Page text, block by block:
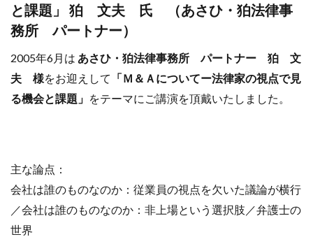
と課題」 狛 文夫 氏 （あさひ・狛法律事
務所 パートナー）
2005年6月は あさひ・狛法律事務所 パートナー 狛 文
夫 様をお迎えして 「Ｍ＆Ａについてー法律家の視点で見
る機会と課題」 をテーマにご講演を頂戴いたしました。
主な論点：
会社は誰のものなのか：従業員の視点を欠いた議論が横行
／会社は誰のものなのか：非上場という選択肢／弁護士の
世界